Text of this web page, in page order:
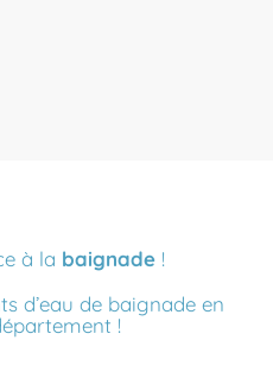
à la baignade!
d’eau de baignade en
!